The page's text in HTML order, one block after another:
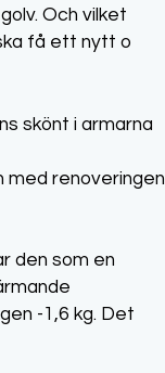
Och vilket
få ett nytt o
skönt i armarna
med renoveringen
den som en
-1,6 kg. Det